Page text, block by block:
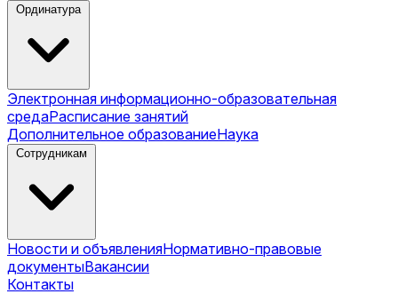
Ординатура
Электронная информационно-образовательная
средаРасписание занятий
Дополнительное образованиеНаука
Сотрудникам
Новости и объявленияНормативно-правовые
документыВакансии
Контакты